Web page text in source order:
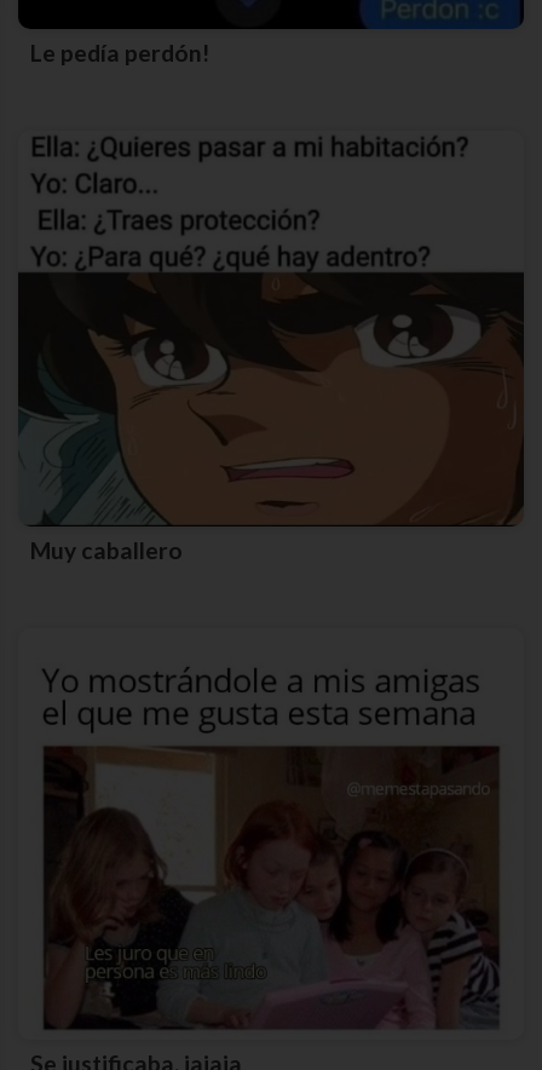
Le pedía perdón!
Muy caballero
Se justificaba, jajaja